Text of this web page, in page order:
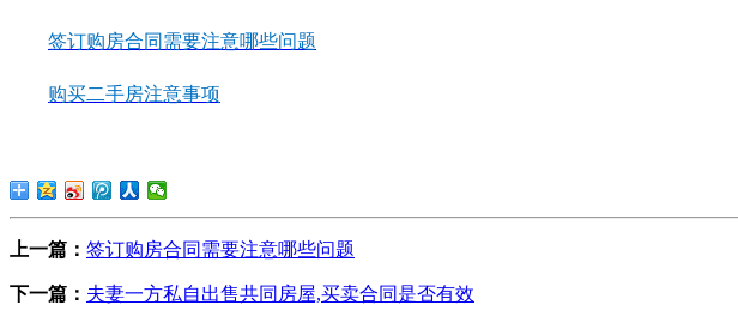
签订购房合同需要注意哪些问题
购买二手房注意事项
上一篇： 签订购房合同需要注意哪些问题
下一篇： 夫妻一方私自出售共同房屋,买卖合同是否有效